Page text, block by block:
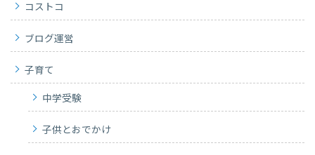
コストコ
ブログ運営
子育て
中学受験
子供とおでかけ